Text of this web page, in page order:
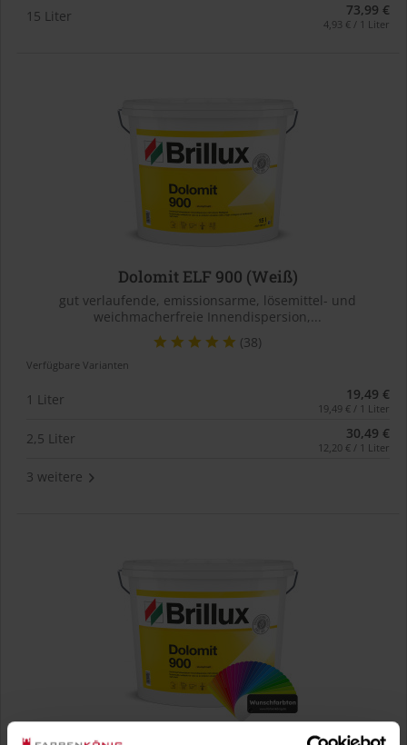
15 Liter 73,99 €
4,93 € / 1 Liter
Dolomit ELF 900 (Weiß)
gut verlaufende, emissionsarme, lösemittel- und
weichmacherfreie Innendispersion,...
(38)
Verfügbare Varianten
1 Liter 19,49 €
19,49 € / 1 Liter
2,5 Liter 30,49 €
12,20 € / 1 Liter
3 weitere
Dolomit ELF 900 (Wunschfarbton)